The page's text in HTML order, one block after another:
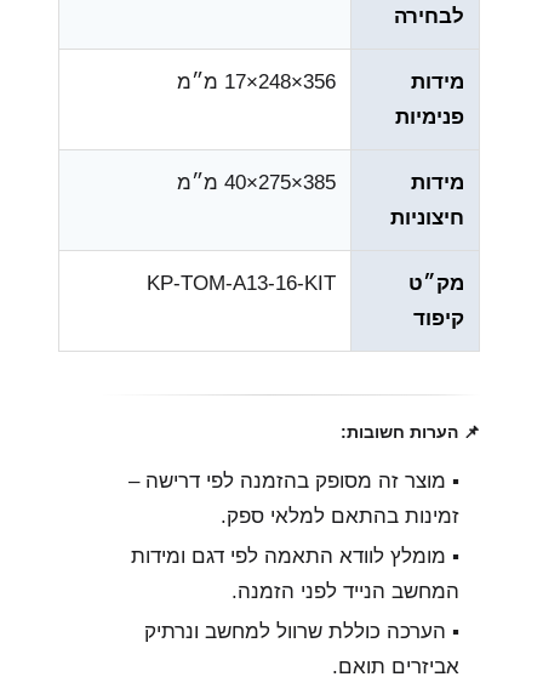
לבחירה
מידות
פנימיות
356×248×17 מ״מ
מידות
חיצוניות
385×275×40 מ״מ
מק״ט
קיפוד
KP-TOM-A13-16-KIT
📌 הערות חשובות:
▪︎ מוצר זה מסופק בהזמנה לפי דרישה –
זמינות בהתאם למלאי ספק.
▪︎ מומלץ לוודא התאמה לפי דגם ומידות
המחשב הנייד לפני הזמנה.
▪︎ הערכה כוללת שרוול למחשב ונרתיק
אביזרים תואם.